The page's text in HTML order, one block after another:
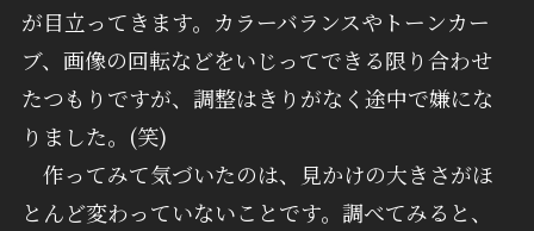
が目立ってきます。カラーバランスやトーンカー
ブ、画像の回転などをいじってできる限り合わせ
たつもりですが、調整はきりがなく途中で嫌にな
りました。(笑)
作ってみて気づいたのは、見かけの大きさがほ
とんど変わっていないことです。調べてみると、